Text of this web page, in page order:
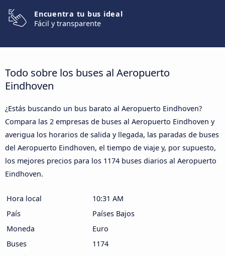
Encuentra tu bus ideal
Fácil y transparente
Todo sobre los buses al Aeropuerto
Eindhoven
¿Estás buscando un bus barato al Aeropuerto Eindhoven?
Compara las 2 empresas de buses al Aeropuerto Eindhoven y
averigua los horarios de salida y llegada, las paradas de buses
del Aeropuerto Eindhoven, el tiempo de viaje y, por supuesto,
los mejores precios para los 1174 buses diarios al Aeropuerto
Eindhoven.
Hora local
10:31 AM
País
Países Bajos
Moneda
Euro
Buses
1174